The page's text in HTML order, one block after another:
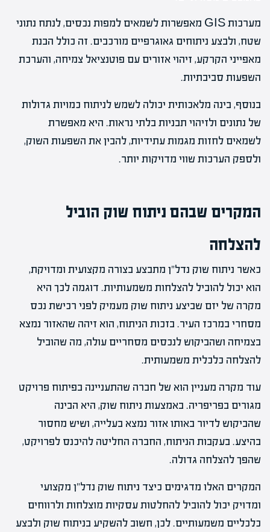
מערכות GIS מאפשרות לשמאים למפות נכסים, לנתח נתוני
שטח, ולבצע ניתוחים גאוגרפיים מורכבים. זה כולל הבנת
מאפייני הקרקע, זיהוי אזורים עם פוטנציאל צמיחה, והערכת
השפעות סביבתיות.
בנוסף, בינה מלאכותית יכולה לשמש לניתוח כמויות גדולות
של נתונים ולזיהוי תבניות בלתי נראות. היא מאפשרת
לשמאים לחזות מגמות עתידיות, להבין את השפעות השוק,
ולספק הערכות שווי מדויקות יותר.
המקרים שבהם ניתוח שוק הוביל
להצלחה
כאשר ניתוח שוק נדל"ן מתבצע בצורה מקצועית ומדויקת,
הוא יכול להוביל להצלחות משמעותיות. דוגמה לכך היא
מקרה של יזם שביצע ניתוח שוק מעמיק לפני רכישת נכס
מסחרי במרכז העיר. בזכות הניתוח, הוא זיהה שהאזור נמצא
בצמיחה ושהביקוש לנכסים מסחריים עולה, מה שהוביל
להצלחה כלכלית משמעותית.
עוד מקרה מעניין הוא של חברה שהתעניינה בפיתוח פרויקט
מגורים בפריפריה. באמצעות ניתוח שוק, היא הבינה
שהביקוש לדיור באותו אזור נמצא בעלייה, ושיש מחסור
בהיצע. בעקבות הניתוח, החברה החליטה להיכנס לפרויקט,
שהפך להצלחה גדולה.
המקרים האלו מדגימים כיצד ניתוח שוק נדל"ן מקצועי
ומדויק יכול להוביל להחלטות עסקיות מוצלחות ולרווחים
כלכליים משמעותיים. לכן, חשוב להשקיע בניתוח שוק ולבצע